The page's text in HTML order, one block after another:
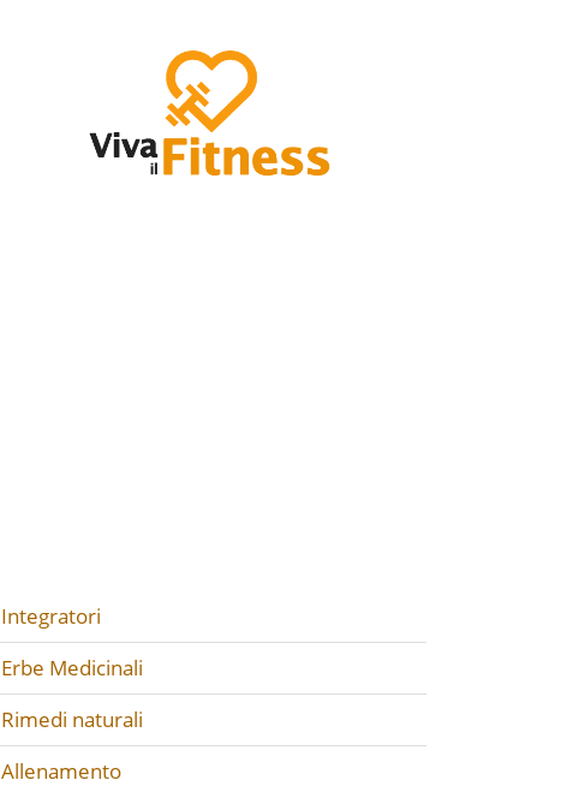
Integratori
Erbe Medicinali
Rimedi naturali
Allenamento